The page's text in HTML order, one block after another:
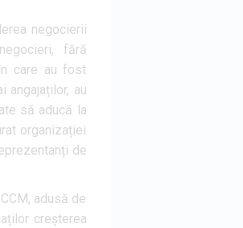
negocierii
fără
care au fost
angajaților, au
să aducă la
organizației
de
adusă de
creșterea